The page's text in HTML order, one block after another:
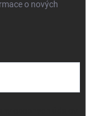
o nových